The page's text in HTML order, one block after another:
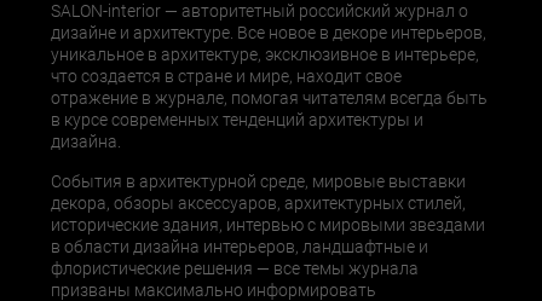
SALON-interior — авторитетный российский журнал о
дизайне и архитектуре. Все новое в декоре интерьеров,
уникальное в архитектуре, эксклюзивное в интерьере,
что создается в стране и мире, находит свое
отражение в журнале, помогая читателям всегда быть
в курсе современных тенденций архитектуры и
дизайна.
События в архитектурной среде, мировые выставки
декора, обзоры аксессуаров, архитектурных стилей,
исторические здания, интервью с мировыми звездами
в области дизайна интерьеров, ландшафтные и
флористические решения — все темы журнала
призваны максимально информировать